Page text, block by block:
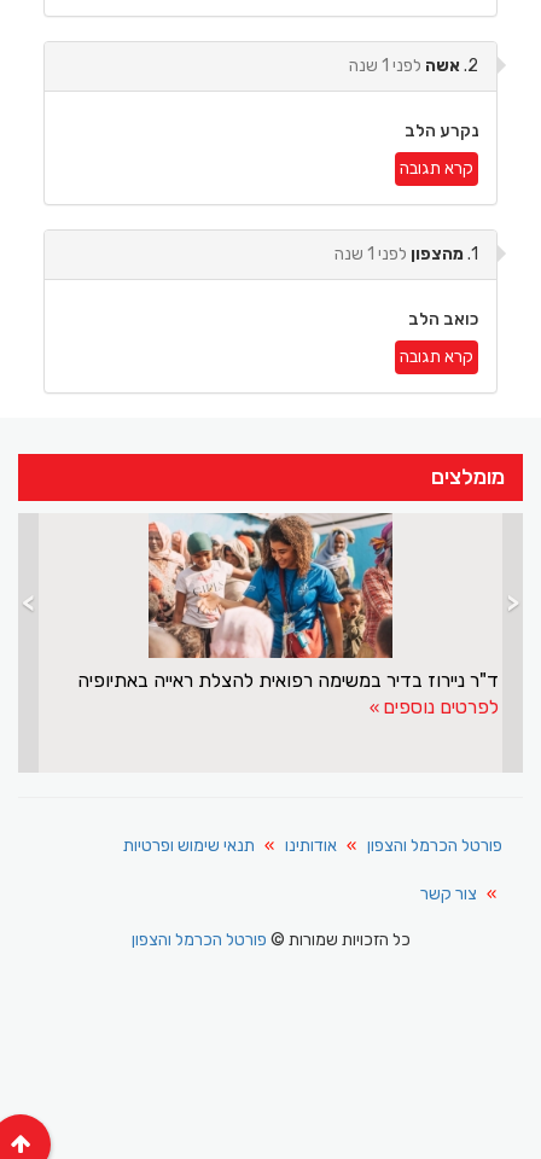
אשה לפני 1 שנה
נקרע הלב
קרא תגובה
מהצפוןלפני 1 שנה
כואב הלב
קרא תגובה
מומלצים
ד"ר ניירוז בדיר במשימה רפואית להצלת ראייה באתיופיה
לפרטים נוספים
> <
פורטל הכרמל והצפון אודותינו תנאי שימוש ופרטיות
צור קשר
כל הזכויות שמורות ©פורטל הכרמל והצפון